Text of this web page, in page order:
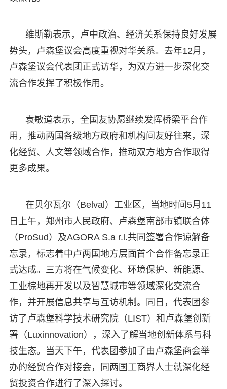
维斯勒表示，卢中政治、经济关系保持良好发展
势头，卢森堡议会高度重视对华关系。去年12月，
卢森堡议会代表团正式访华，为双方进一步深化交
流合作发挥了积极作用。
袁敏道表示，全国友协愿继续发挥桥梁平台作
用，推动两国各级地方政府和机构间友好往来，深
化经贸、人文等领域合作，推动双方地方合作取得
更多成果。
在贝尔瓦尔（Belval）工业区，当地时间5月11
日上午，郑州市人民政府、卢森堡南部市镇联合体
（ProSud）及AGORA S.a r.l.共同签署合作谅解备
忘录，标志着中卢两国地方层面首个合作备忘录正
式达成。三方将在气候变化、环境保护、新能源、
工业棕地再开发以及智慧城市等领域深化交流合
作，并开展信息共享与互访机制。同日，代表团参
访了卢森堡科学技术研究院（LIST）和卢森堡创新
署（Luxinnovation），深入了解当地创新体系与科
技生态。当天下午，代表团参加了由卢森堡商会举
办的经贸合作对接会，同两国工商界人士就深化经
贸投资合作进行了深入探讨。